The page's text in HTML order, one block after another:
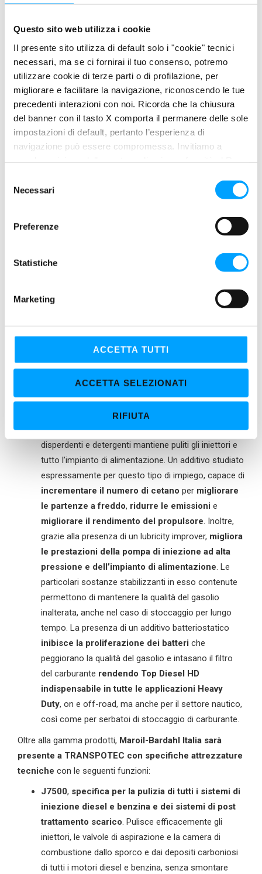
Questo sito web utilizza i cookie
Il presente sito utilizza di default solo i "cookie" tecnici
necessari, ma se ci fornirai il tuo consenso, potremo
utilizzare cookie di terze parti o di profilazione, per
migliorare e facilitare la navigazione, riconoscendo le tue
precedenti interazioni con noi. Ricorda che la chiusura
del banner con il tasto X comporta il permanere delle sole
impostazioni di default, pertanto l’esperienza di
navigazione può essere compromessa. Invitiamo a
Privacy Policy.
Necessari
Preferenze
Statistiche
Marketing
ACCETTA TUTTI
ACCETTA SELEZIONATI
RIFIUTA
veicoli Euro VI con sistemi avanzati di post-
antiattrito, migliora l’efficienza energetica
senza compromettere la protezione
meccanica.
MAC Optimus VAN 5W-30:lubrificante 100%
sintetico per veicoli commerciali leggeri, sia
diesel che benzina. Formulato per la guida
urbana e lo stress dei motori sottoposti a
fermate e ripartenze continue.
ideale anche per alimentazione a gas naturale
acidificazione, anche su intervalli di cambio
protezione contro l’usura, l’ossidazione e la
viscosità stabile anche sotto forte stress.
additividedicati al mondo HD, il
HEAVY DUTY, resta un riferimento per il settore. Un
potente additivo multifunzionaleformulato
specificamente permigliorare la qualità del
e risolvere i problemi di cattivo rendimento
del motore. Grazie alle sue speciali sostanze
disperdenti e detergenti mantiene puliti gli iniettori e
tutto l’impianto di alimentazione. Un additivo studiato
espressamente per questo tipo di impiego, capace di
incrementare il numero di cetano per migliorare
le partenze a freddo, ridurre le emissioni e
migliorare il rendimento del propulsore. Inoltre,
grazie alla presenza di un lubricity improver, migliora
le prestazioni della pompa di iniezione ad alta
pressione e dell’impianto di alimentazione. Le
particolari sostanze stabilizzanti in esso contenute
permettono di mantenere la qualità del gasolio
inalterata, anche nel caso di stoccaggio per lungo
tempo. La presenza di un additivo batteriostatico
inibisce la proliferazione dei batteri che
peggiorano la qualità del gasolio e intasano il filtro
del carburante rendendo Top Diesel HD
indispensabile in tutte le applicazioni Heavy
Duty, on e off-road, ma anche per il settore nautico,
così come per serbatoi di stoccaggio di carburante.
Oltre alla gamma prodotti, Maroil-Bardahl Italia sarà
presente a TRANSPOTEC con specifiche attrezzature
tecniche con le seguenti funzioni:
J7500, specifica per la pulizia di tutti i sistemi di
iniezione diesel e benzina e dei sistemi di post
trattamento scarico. Pulisce efficacemente gli
iniettori, le valvole di aspirazione e la camera di
combustione dallo sporco e dai depositi carboniosi
di tutti i motori diesel e benzina, senza smontare